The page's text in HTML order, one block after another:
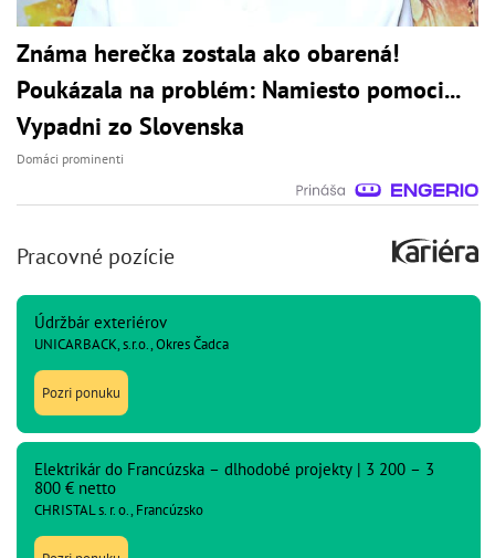
Známa herečka zostala ako obarená!
Poukázala na problém: Namiesto pomoci...
Vypadni zo Slovenska
Domáci prominenti
Pracovné pozície
Údržbár exteriérov
UNICARBACK, s.r.o., Okres Čadca
Pozri ponuku
Elektrikár do Francúzska – dlhodobé projekty | 3 200 – 3
800 € netto
CHRISTAL s. r. o., Francúzsko